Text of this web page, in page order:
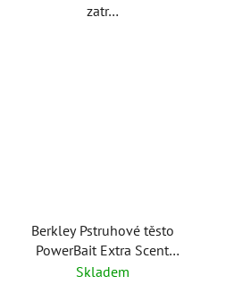
zatr…
Berkley Pstruhové těsto
PowerBait Extra Scent
Glitter 50g
Skladem